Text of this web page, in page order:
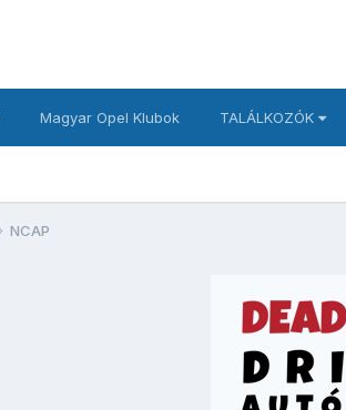
Magyar Opel Klubok TALÁLKOZÓK
NCAP